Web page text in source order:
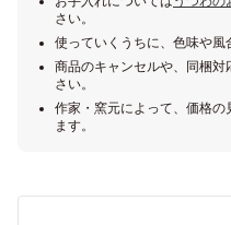
さい。
使っていくうちに、色味や風
商品のキャンセルや、同梱対
さい。
作家・窯元によって、価格
ます。